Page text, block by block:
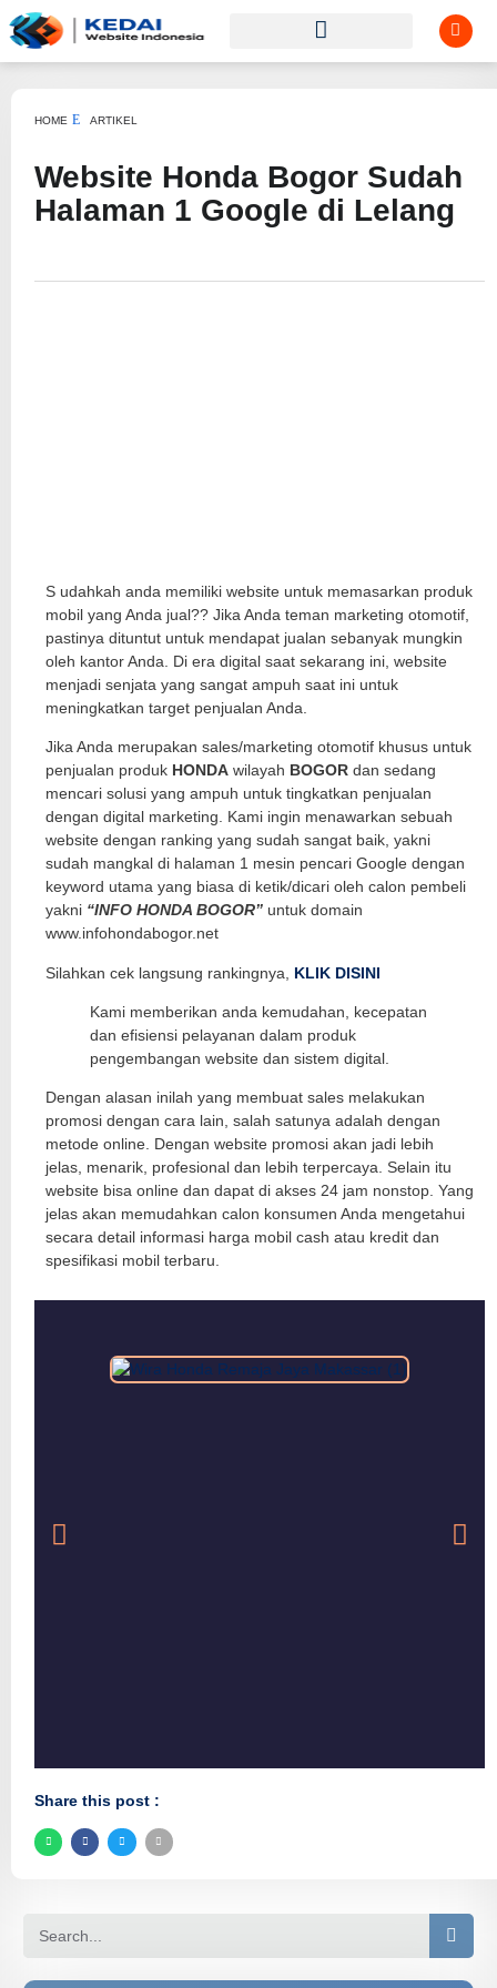
HOME ARTIKEL
Website Honda Bogor Sudah
Halaman 1 Google di Lelang
S udahkah anda memiliki website untuk memasarkan produk
mobil yang Anda jual?? Jika Anda teman marketing otomotif,
pastinya dituntut untuk mendapat jualan sebanyak mungkin
oleh kantor Anda. Di era digital saat sekarang ini, website
menjadi senjata yang sangat ampuh saat ini untuk
meningkatkan target penjualan Anda.
Jika Anda merupakan sales/marketing otomotif khusus untuk
penjualan produk HONDA wilayah BOGOR dan sedang
mencari solusi yang ampuh untuk tingkatkan penjualan
dengan digital marketing. Kami ingin menawarkan sebuah
website dengan ranking yang sudah sangat baik, yakni
sudah mangkal di halaman 1 mesin pencari Google dengan
keyword utama yang biasa di ketik/dicari oleh calon pembeli
yakni “INFO HONDA BOGOR” untuk domain
www.infohondabogor.net
Silahkan cek langsung rankingnya, KLIK DISINI
Kami memberikan anda kemudahan, kecepatan
dan efisiensi pelayanan dalam produk
pengembangan website dan sistem digital.
Dengan alasan inilah yang membuat sales melakukan
promosi dengan cara lain, salah satunya adalah dengan
metode online. Dengan website promosi akan jadi lebih
jelas, menarik, profesional dan lebih terpercaya. Selain itu
website bisa online dan dapat di akses 24 jam nonstop. Yang
jelas akan memudahkan calon konsumen Anda mengetahui
secara detail informasi harga mobil cash atau kredit dan
spesifikasi mobil terbaru.
Share this post :